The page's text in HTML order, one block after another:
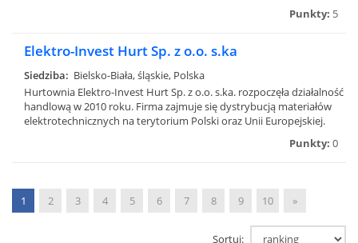
Punkty: 5
Elektro-Invest Hurt Sp. z o.o. s.ka
Siedziba: Bielsko-Biała, śląskie, Polska
Hurtownia Elektro-Invest Hurt Sp. z o.o. s.ka. rozpoczęła działalność
handlową w 2010 roku. Firma zajmuje się dystrybucją materiałów
elektrotechnicznych na terytorium Polski oraz Unii Europejskiej.
Punkty: 0
1 2 3 4 5 6 7 8 9 10 »
Sortuj: